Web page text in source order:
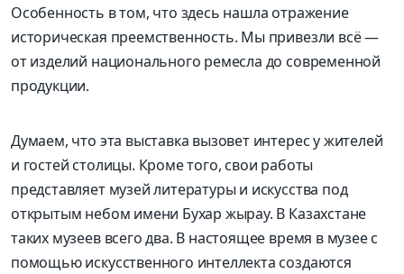
Особенность в том, что здесь нашла отражение
историческая преемственность. Мы привезли всё —
от изделий национального ремесла до современной
продукции.
Думаем, что эта выставка вызовет интерес у жителей
и гостей столицы. Кроме того, свои работы
представляет музей литературы и искусства под
открытым небом имени Бухар жырау. В Казахстане
таких музеев всего два. В настоящее время в музее с
помощью искусственного интеллекта создаются